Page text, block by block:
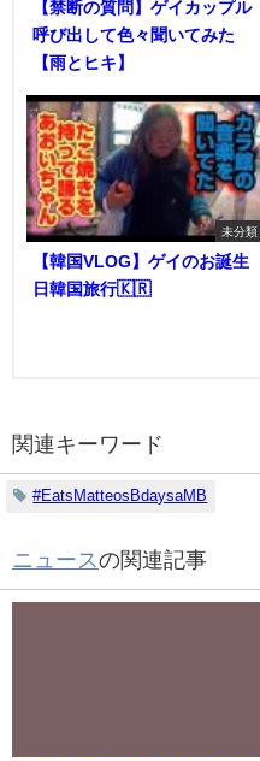
【禁断の質問】ゲイカップル
呼び出して色々聞いてみた
【雨とヒキ】
未分類
【韓国VLOG】ゲイのお誕生
日韓国旅行🇰🇷
関連キーワード
#EatsMatteosBdaysaMB
ニュースの関連記事